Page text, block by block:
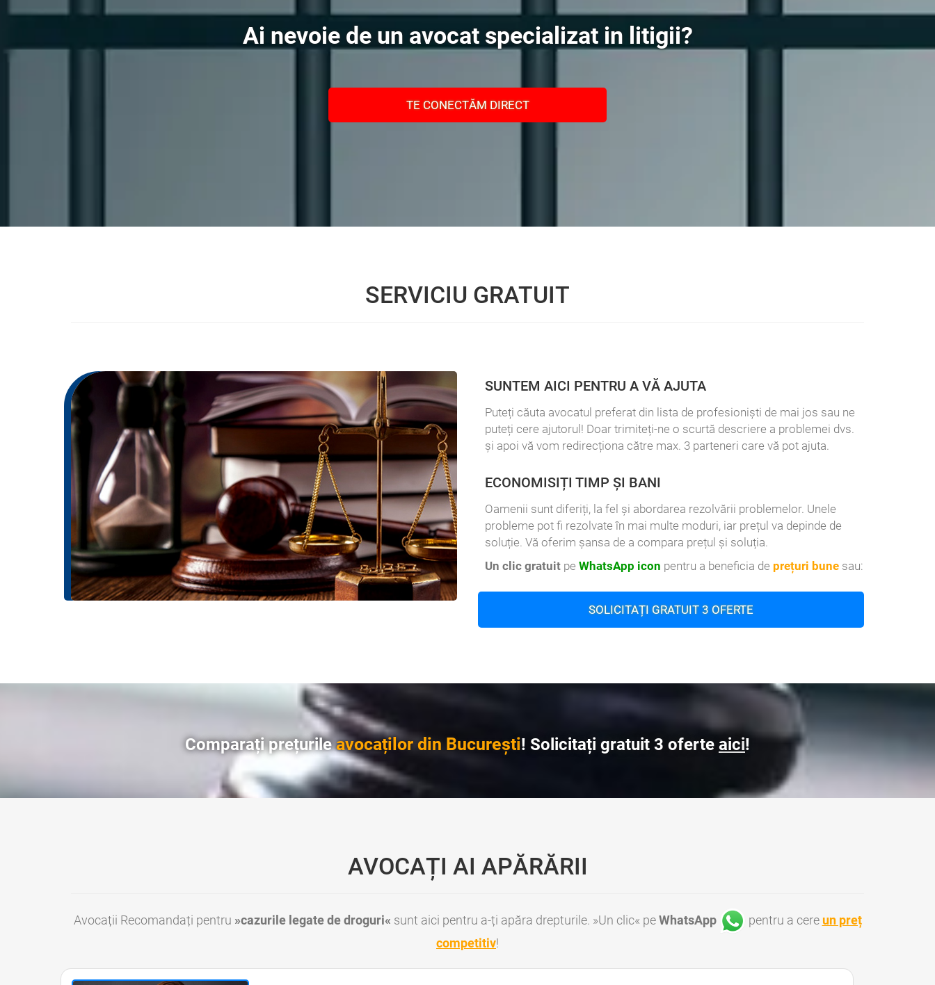
Ai nevoie de un avocat specializat in litigii?
TE CONECTĂM DIRECT
SERVICIU GRATUIT
SUNTEM AICI PENTRU A VĂ AJUTA
Puteți căuta avocatul preferat din lista de profesioniști de mai jos sau ne
puteți cere ajutorul! Doar trimiteți-ne o scurtă descriere a problemei dvs.
și apoi vă vom redirecționa către max. 3 parteneri care vă pot ajuta.
ECONOMISIȚI TIMP ȘI BANI
Oamenii sunt diferiți, la fel și abordarea rezolvării problemelor. Unele
probleme pot fi rezolvate în mai multe moduri, iar prețul va depinde de
soluție. Vă oferim șansa de a compara prețul și soluția.
Un clic gratuit pe WhatsApp icon pentru a beneficia de prețuri bune sau:
SOLICITAȚI GRATUIT 3 OFERTE
Comparați prețurileavocaților din București! Solicitați gratuit 3 oferte aici!
AVOCAȚI AI APĂRĂRII
Avocații Recomandați pentru »cazurile legate de droguri« sunt aici pentru a-ți apăra drepturile. »Un clic« peWhatsApp pentru a cere un preț
competitiv!